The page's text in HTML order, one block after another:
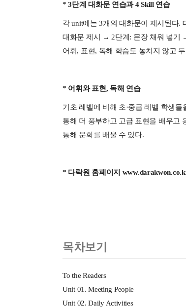
* 3단계 대화문 연습과4 Skill 연습
각unit에는 3개의 대화문이 제시된다.
대화문 제시 → 2단계 : 문장 채워 넣기
어휘 , 표현, 독해 학습도 놓치지 않고
* 어휘와 표현, 독해 연습
기초 레벨에 비해 초·중급 레벨 학생
통해 더 풍부하고 고급 표현을 배우고
통해 문화를 배울 수 있다.
* 다락원 홈페이지
목차보기
To the Readers
Unit 01. Meeting People
Unit 02. Daily Activities